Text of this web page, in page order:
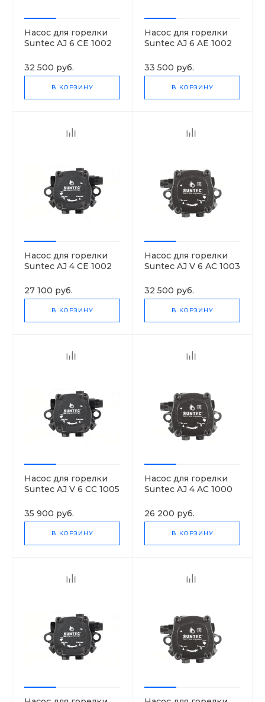
Насос для горелки
Suntec AJ 6 CE 1002
32 500 руб.
В КОРЗИНУ
Насос для горелки
Suntec AJ 6 AE 1002
33 500 руб.
В КОРЗИНУ
Насос для горелки
Suntec AJ 4 CE 1002
27 100 руб.
В КОРЗИНУ
Насос для горелки
Suntec AJ V 6 AC 1003
32 500 руб.
В КОРЗИНУ
Насос для горелки
Suntec AJ V 6 CC 1005
35 900 руб.
В КОРЗИНУ
Насос для горелки
Suntec AJ 4 AC 1000
26 200 руб.
В КОРЗИНУ